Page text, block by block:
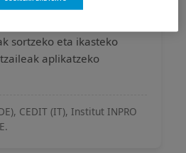
digitalak garatzea
sortzeko eta ikasteko
aplikatzeko
CEDIT (IT), Institut INPRO